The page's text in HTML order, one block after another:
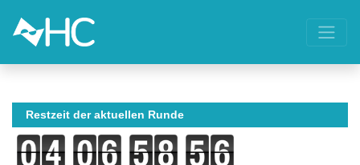
Restzeit der aktuellen Runde